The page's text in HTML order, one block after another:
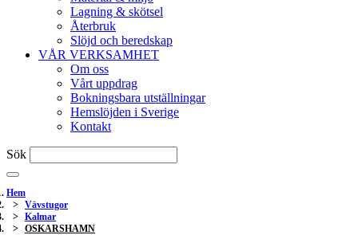
Lagning & skötsel
Återbruk
Slöjd och beredskap
VÅR VERKSAMHET
Om oss
Vårt uppdrag
Bokningsbara utställningar
Hemslöjden i Sverige
Kontakt
Sök
Hem
Vävstugor
Kalmar
OSKARSHAMN